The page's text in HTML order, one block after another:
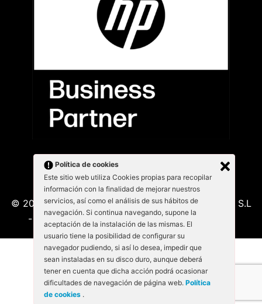
© 2026 Kabu Blanu System SL. KabuBlanu System S.L
- Lepant 339/341 (Local 4) 08025 - Barcelona
Política de cookies
Este sitio web utiliza Cookies propias para recopilar
información con la finalidad de mejorar nuestros
servicios, así como el análisis de sus hábitos de
navegación. Si continua navegando, supone la
aceptación de la instalación de las mismas. El
usuario tiene la posibilidad de configurar su
navegador pudiendo, si así lo desea, impedir que
sean instaladas en su disco duro, aunque deberá
tener en cuenta que dicha acción podrá ocasionar
dificultades de navegación de página web.Política
de cookies .